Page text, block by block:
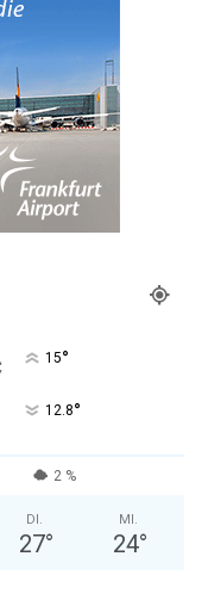
15°
12.8°
2 %
DI.
27°
MI.
24°